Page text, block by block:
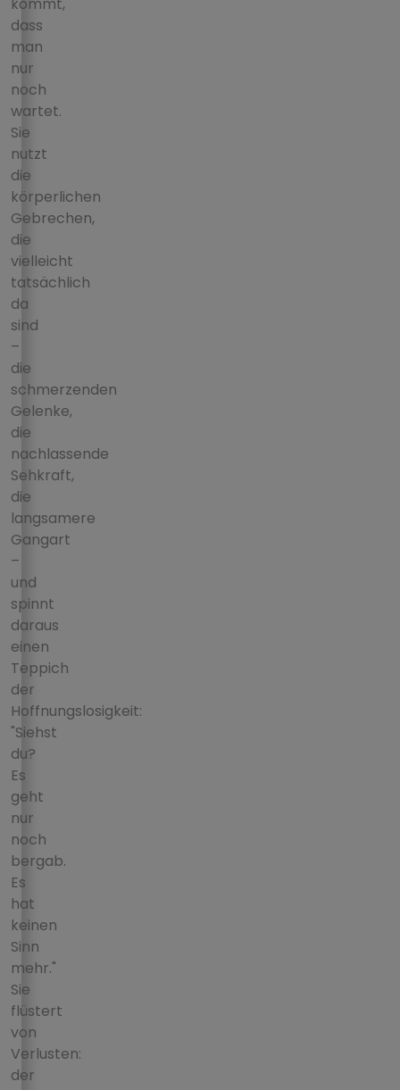
dass
man
nur
noch
wartet.
Sie
nutzt
die
körperlichen
Gebrechen,
die
vielleicht
tatsächlich
da
sind
–
die
schmerzenden
Gelenke,
die
nachlassende
Sehkraft,
die
langsamere
Gangart
–
und
spinnt
daraus
einen
Teppich
der
Hoffnungslosigkeit:
"Siehst
du?
Es
geht
nur
noch
bergab.
Es
hat
keinen
Sinn
mehr."
Sie
flüstert
von
Verlusten:
der